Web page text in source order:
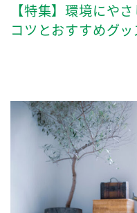
【特集】環境にや
コツとおすすめグ